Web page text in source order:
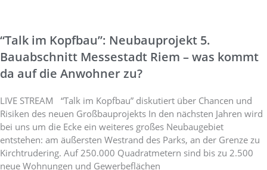
“Talk im Kopfbau”: Neubauprojekt 5.
Bauabschnitt Messestadt Riem – was kommt
da auf die Anwohner zu?
LIVE STREAM “Talk im Kopfbau” diskutiert über Chancen und
Risiken des neuen Großbauprojekts In den nächsten Jahren wird
bei uns um die Ecke ein weiteres großes Neubaugebiet
entstehen: am äußersten Westrand des Parks, an der Grenze zu
Kirchtrudering. Auf 250.000 Quadratmetern sind bis zu 2.500
neue Wohnungen und Gewerbeflächen